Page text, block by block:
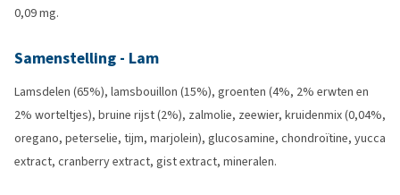
0,09 mg.
Samenstelling - Lam
Lamsdelen (65%), lamsbouillon (15%), groenten (4%, 2% erwten en
2% worteltjes), bruine rijst (2%), zalmolie, zeewier, kruidenmix (0,04%,
oregano, peterselie, tijm, marjolein), glucosamine, chondroïtine, yucca
extract, cranberry extract, gist extract, mineralen.